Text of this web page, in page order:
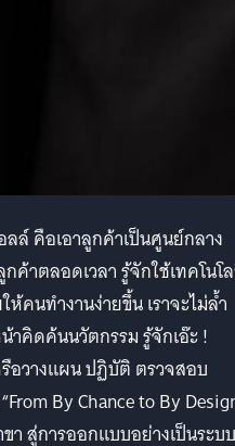
ล์ คือเอาลูกค้าเป็นศูนย์กลาง
ค้าตลอดเวลา รู้จักใช้เทคโนโ
คนทำงานง่ายขึ้น เราจะไม่ล้ำ
าคิดค้นนวัตกรรม รู้จักเอ๊ะ !
อวางแผน ปฏิบัติ ตรวจสอบ
By Chance to By
า สู่การออกแบบอย่างเป็นระบบ